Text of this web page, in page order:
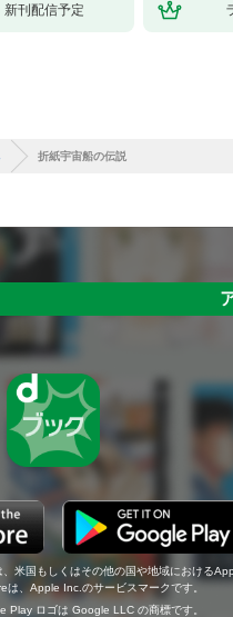
新刊配信予定
折紙宇宙船の伝説
米国もしくはその他の国や地域における
は、Apple Inc.のサービスマークです。
Play ロゴは Google LLC の商標です。